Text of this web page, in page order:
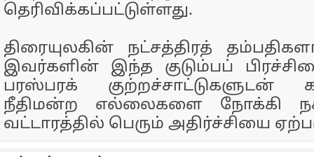
தெரிவிக்கப்பட்டுள்ளது.
திரையுலகின் நட்சத்திரத்
இவர்களின் இந்த குடும்பப்
பரஸ்பரக் குற்றச்சாட்டுகளுடன்
நீதிமன்ற எல்லைகளை நோக்கி
வட்டாரத்தில் பெரும் அதிர்ச்சியை